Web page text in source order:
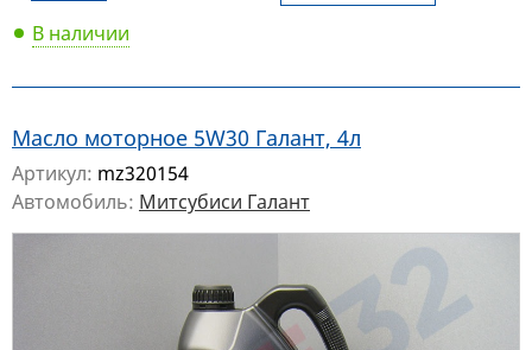
В наличии
Масло моторное 5W30 Галант, 4л
Артикул: mz320154
Автомобиль: Митсубиси Галант